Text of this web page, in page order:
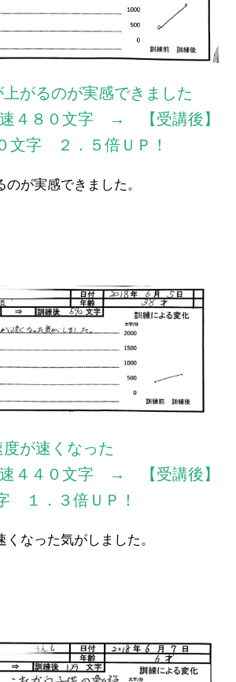
がるのが実感できました
速４８０文字 → 【受講後】
文字 ２．５倍ＵＰ！
が実感できました。
が速くなった
速４４０文字 → 【受講後】
１．３倍ＵＰ！
なった気がしました。